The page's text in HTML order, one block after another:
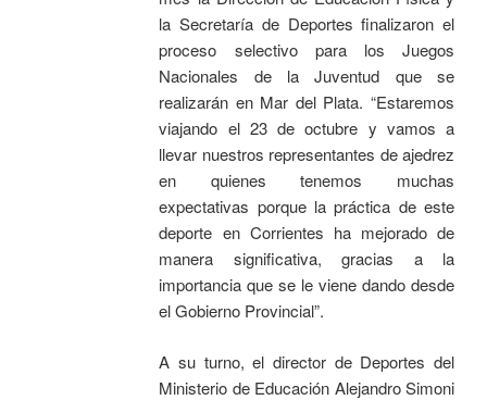
la Secretaría de Deportes finalizaron el
proceso selectivo para los Juegos
Nacionales de la Juventud que se
realizarán en Mar del Plata. “Estaremos
viajando el 23 de octubre y vamos a
llevar nuestros representantes de ajedrez
en quienes tenemos muchas
expectativas porque la práctica de este
deporte en Corrientes ha mejorado de
manera significativa, gracias a la
importancia que se le viene dando desde
el Gobierno Provincial”.
A su turno, el director de Deportes del
Ministerio de Educación Alejandro Simoni